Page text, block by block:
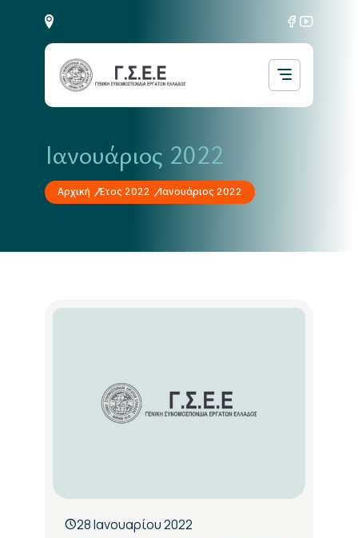
Ιανουάριος 2022
Αρχική Έτος 2022 Ιανουάριος 2022
28 Ιανουαρίου 2022